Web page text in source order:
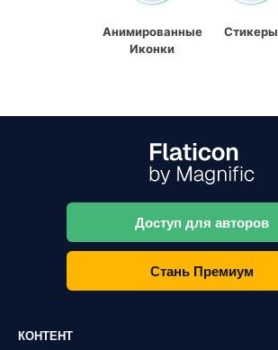
Анимированные
Иконки
Стикеры
Доступ для авторов
Стань Премиум
КОНТЕНТ